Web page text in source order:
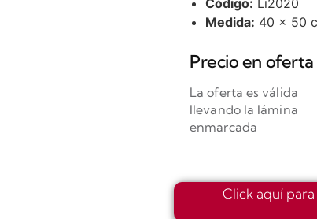
Medida: 40 x 50
Precio en oferta
La oferta es válida
llevando la lámina
enmarcada
Click aquí